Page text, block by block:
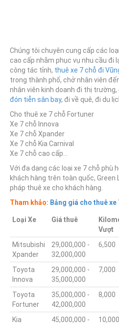
Chúng tôi chuyên cung cấp các
cao cấp nhằm phục vụ nhu cầu đi
công tác tỉnh, thuê xe 7 chỗ đi
trong thành phố, chở nhân viên
nhân viên kinh doanh đi thị trường,
đón tiễn sân bay, đi về quê, đi du
Cho thuê xe 7 chỗ Fortuner
Xe 7 chỗ Innova
Xe 7 chỗ Xpander
Xe 7 chỗ Kia Carnival
Xe 7 chỗ cao cấp…
Với đa dạng các loại xe 7 chỗ phù
khách hàng trên toàn quốc,
pháp thuê xe cho khách hàng.
Tham khảo: Bảng giá cho thuê
Loại Xe Giá thuê
Vượt
Mitsubishi
Xpander
29,000,000 -
32,000,000
6,500
Toyota
Innova
29,000,000 -
35,000,000
7,000
Toyota
Fortuner
35,000,000 -
42,000,000
8,000
Kia
45,000,000 -
10,000